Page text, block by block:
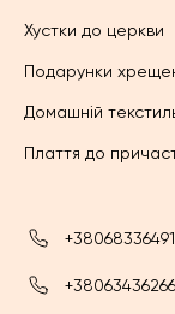
Хустки до церкви
Подарунки
Домашній
Плаття до